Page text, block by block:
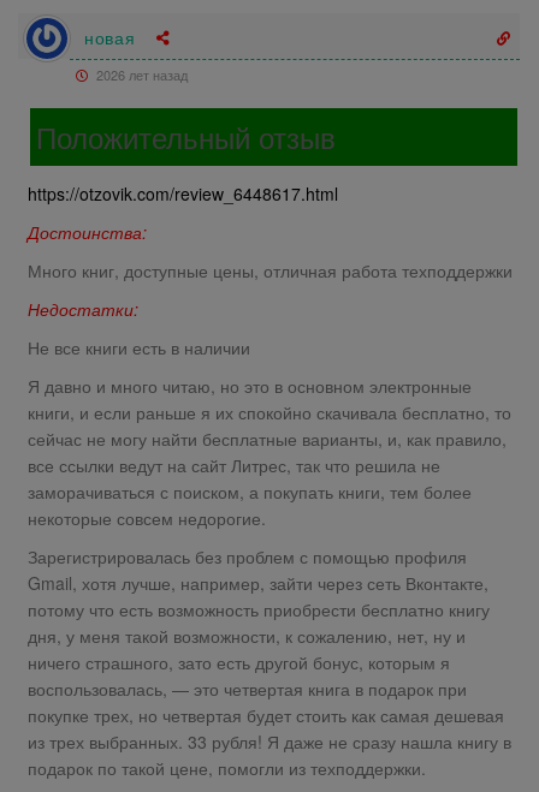
новая
2026 лет назад
Положительный отзыв
https://otzovik.com/review_6448617.html
Достоинства:
Много книг, доступные цены, отличная работа техподдержки
Недостатки:
Не все книги есть в наличии
Я давно и много читаю, но это в основном электронные
книги, и если раньше я их спокойно скачивала бесплатно, то
сейчас не могу найти бесплатные варианты, и, как правило,
все ссылки ведут на сайт Литрес, так что решила не
заморачиваться с поиском, а покупать книги, тем более
некоторые совсем недорогие.
Зарегистрировалась без проблем с помощью профиля
Gmail, хотя лучше, например, зайти через сеть Вконтакте,
потому что есть возможность приобрести бесплатно книгу
дня, у меня такой возможности, к сожалению, нет, ну и
ничего страшного, зато есть другой бонус, которым я
воспользовалась, — это четвертая книга в подарок при
покупке трех, но четвертая будет стоить как самая дешевая
из трех выбранных. 33 рубля! Я даже не сразу нашла книгу в
подарок по такой цене, помогли из техподдержки.